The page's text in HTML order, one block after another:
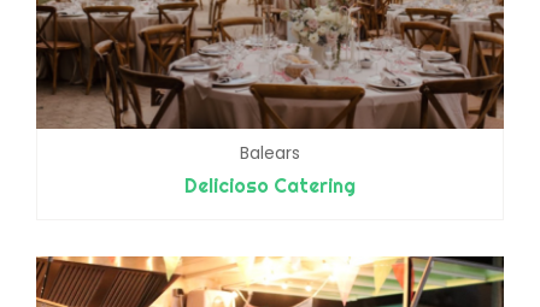
Balears
Delicioso Catering